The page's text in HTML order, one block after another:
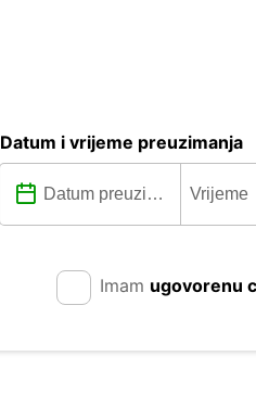
Datum i vrijeme preuzimanja
Imam ugovorenu